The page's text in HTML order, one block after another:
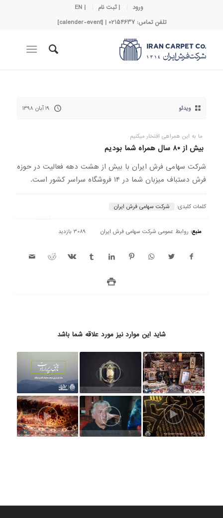
ورود | ثبت نام
| EN
تلفن تماس: 02154637 | [calender-event]
ویدئو ۱۹ آبان ۱۳۹۸
ما به این همراهی افتخار میکنیم
بیش از ۸۰ سال همراه شما بودیم
شرکت سهامی فرش ایران با بیش از هشت دهه فعالیت در حوزه
فرش دستباف میزبان شما در ۱۴ فروشگاه سراسر کشور است.
کلمات کلیدی: شرکت سهامی فرش ایران
منبع: روابط عمومی شرکت سهامی فرش ایران 3089 بازدید
شاید این موارد نیز مورد علاقه شما باشد